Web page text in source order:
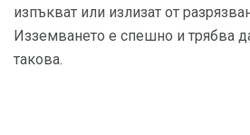
изпъкват или излизат от
Изземването е спешно и трябва
такова.